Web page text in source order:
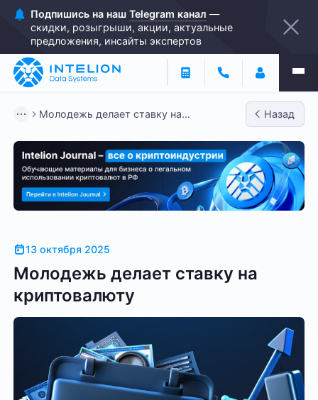
Подпишись на наш Telegram канал —
скидки, розыгрыши, акции, актуальные
предложения, инсайты экспертов
Молодежь делает ставку на
Назад
13 октября 2025
Молодежь делает ставку на
криптовалюту